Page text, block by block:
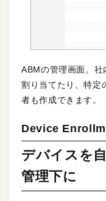
ABMの管理画面。
割り当てたり、特定
者も作成できます。
Device
デバイスを
管理下に